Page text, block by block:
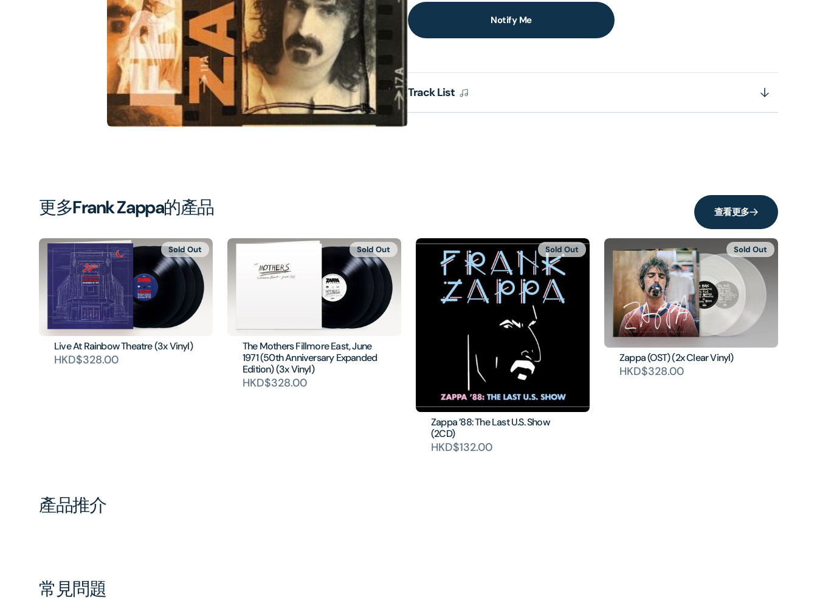
Notify Me
Track List
1
in
gallery
更多Frank Zappa的產品 查看更多
Live At Rainbow Theatre (3x Vinyl)
HKD$328.00
Sold Out
The Mothers Fillmore East, June
1971 (50th Anniversary Expanded
Edition) (3x Vinyl)
HKD$328.00
Sold Out
Zappa ’88: The Last U.S. Show
(2CD)
HKD$132.00
Sold Out
Zappa (OST) (2x Clear Vinyl)
HKD$328.00
Sold Out
產品推介
常見問題